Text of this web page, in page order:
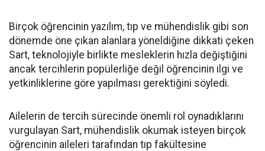
Birçok öğrencinin yazılım, tıp ve mühendislik gibi son
dönemde öne çıkan alanlara yöneldiğine dikkati çeken
Sart, teknolojiyle birlikte mesleklerin hızla değiştiğini
ancak tercihlerin popülerliğe değil öğrencinin ilgi ve
yetkinliklerine göre yapılması gerektiğini söyledi.
Ailelerin de tercih sürecinde önemli rol oynadıklarını
vurgulayan Sart, mühendislik okumak isteyen birçok
öğrencinin aileleri tarafından tıp fakültesine